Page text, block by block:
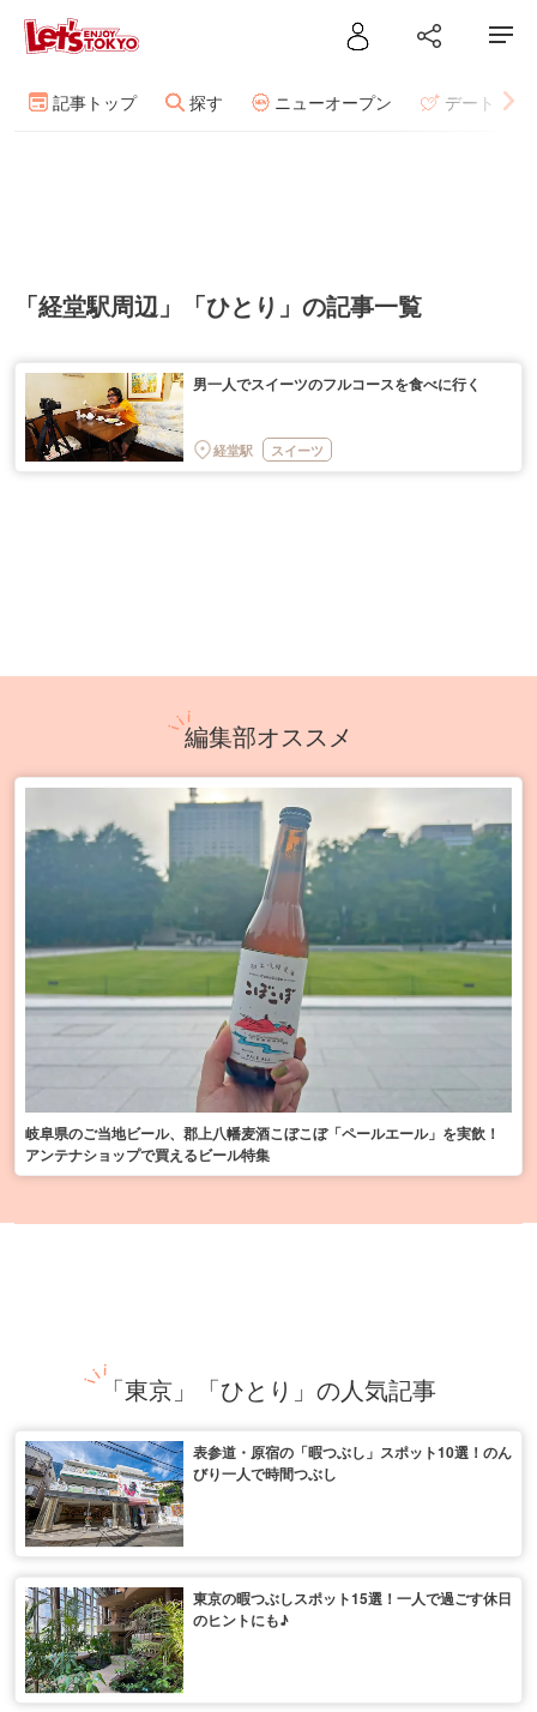
記事トップ 探す ニューオープン デート
「経堂駅周辺」「ひとり」の記事一覧
男一人でスイーツのフルコースを食べに行く
経堂駅 スイーツ
編集部オススメ
岐阜県のご当地ビール、郡上八幡麦酒こぼこぼ「ペールエール」を実飲！
アンテナショップで買えるビール特集
「東京」「ひとり」の人気記事
表参道・原宿の「暇つぶし」スポット10選！のん
びり一人で時間つぶし
東京の暇つぶしスポット15選！一人で過ごす休日
のヒントにも♪